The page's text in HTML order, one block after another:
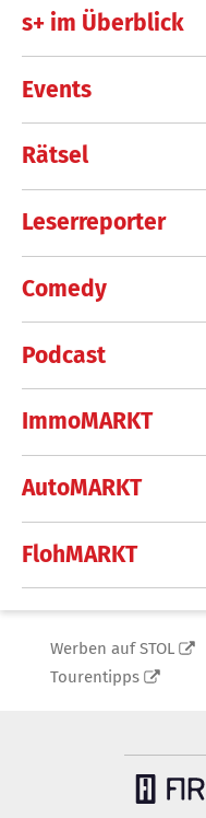
s+ im Überblick
Events
Rätsel
Leserreporter
Comedy
Podcast
ImmoMARKT
AutoMARKT
FlohMARKT
Werben auf STOL
Tourentipps